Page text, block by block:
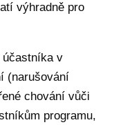
výhradně pro
účastníka v
(narušování
chování vůči
programu,